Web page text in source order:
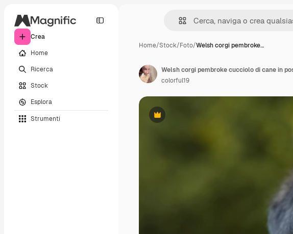
Crea
Home
Ricerca
Stock
Esplora
Strumenti
Home/Stock/Foto/Welsh corgi pembroke…
Premium
Welsh corgi pembroke cucciolo di cane in
colorful19